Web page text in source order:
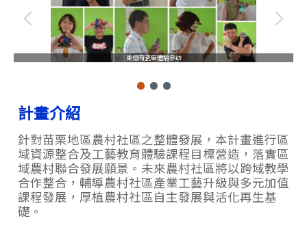
東億陶瓷廠體驗參訪
計畫介紹
針對苗栗地區農村社區之整體發展，本計畫進行區
域資源整合及工藝教育體驗課程目標營造，落實區
域農村聯合發展願景。未來農村社區將以跨域教學
合作整合，輔導農村社區產業工藝升級與多元加值
課程發展，厚植農村社區自主發展與活化再生基
礎。